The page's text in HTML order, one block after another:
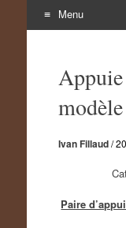
Menu
contenu
Ivan Fillaud/
Paire